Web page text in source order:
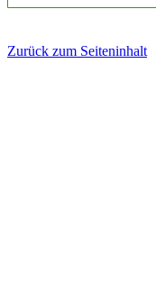
Zurück zum Seiteninhalt